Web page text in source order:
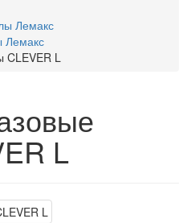
Лемакс
Лемакс
CLEVER L
L